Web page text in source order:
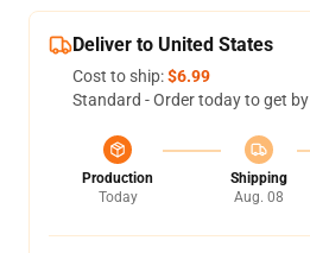
Deliver to United States
Cost to ship:$6.99
Standard - Order today to get by
Production
Today
Shipping
Aug. 08